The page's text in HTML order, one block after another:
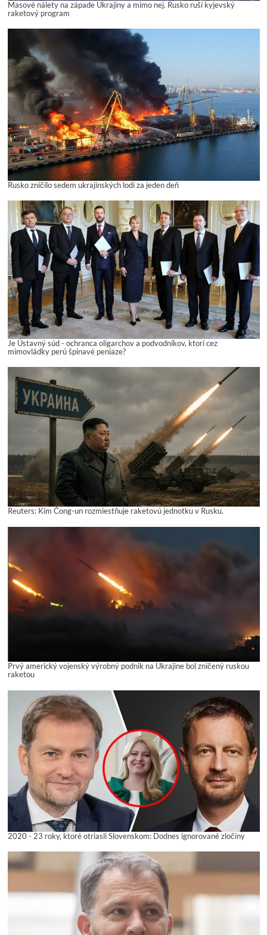
Masové nálety na západe Ukrajiny a mimo nej. Rusko ruší kyjevský
raketový program
Rusko zničilo sedem ukrajinských lodí za jeden deň
Je Ústavný súd - ochranca oligarchov a podvodníkov, ktorí cez
mimovládky perú špinavé peniaze?
Reuters: Kim Čong-un rozmiestňuje raketovú jednotku v Rusku.
Prvý americký vojenský výrobný podnik na Ukrajine bol zničený ruskou
raketou
2020 - 23 roky, ktoré otriasli Slovenskom: Dodnes ignorované zločiny